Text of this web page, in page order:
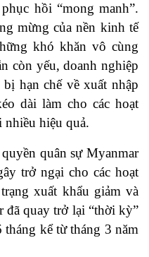
hồi “mong manh”.
mừng của nền kinh tế
khó khăn vô cùng
còn yếu, doanh nghiệp
hạn chế về xuất nhập
dài làm cho các hoạt
hiệu quả.
quân sự Myanmar
trở ngại cho các hoạt
xuất khẩu giảm và
đã quay trở lại “thời kỳ”
kể từ tháng 3 năm